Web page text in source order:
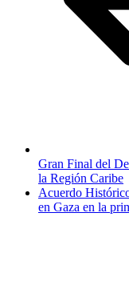
Gran Final del
la Región Caribe
Acuerdo
en Gaza en la